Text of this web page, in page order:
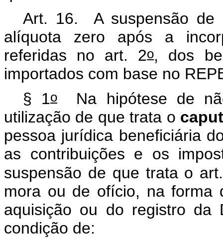
Art. 16. A suspensão de
alíquota zero após a
referidas no art. 2o, dos
importados com base no
§ 1oNa hipótese de
utilização de que trata o caput
pessoa jurídica beneficiária
as contribuições e os
suspensão de que trata o
mora ou de ofício, na forma
aquisição ou do registro da
condição de: